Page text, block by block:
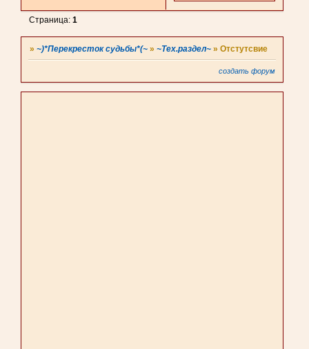
Страница:1
»~)*Перекресток судьбы*(~ »~Тех.раздел~ »Отстутсвие
создать форум